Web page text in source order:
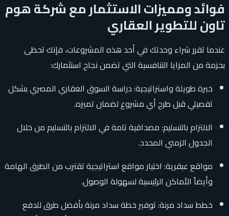
فوائد ومميزات الاستثمار مع شركة هوم
تاون للتطوير العقاري
عندما تقرر شراء وحدتك في أحد هذه المشروعات، فإنك تحظى
بحزمة من المزايا التنافسية التي تضمن نجاح استثمارك:
خبرة طويلة واستراتيجية: دراسة السوق العقاري المصري بشكل
تفصيلي قبل طرح أي مشروع لضمان تميزه.
الالتزام بالتسليم: مصداقية تامة في الالتزام بالتسليم من خلال
الجدول الزمني المحدد.
مواقع عبقرية: اختيار مواقع استراتيجية تقترب من الطرق الهامة
وأيضاً الأماكن الرئيسية لسهولة الوصول.
خطط سداد مرنة: توفير خطة سداد مرنة بأفضل طرق للدفع